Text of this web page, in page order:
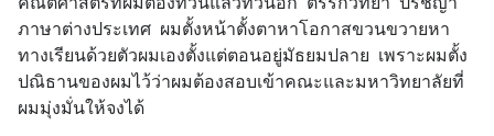
ภาษาต่างประเทศ  ผมตั้งหน้าตั้งตาหาโอกาสขวนขวายหา
ทางเรียนด้วยตัวผมเองตั้งแต่ตอนอยู่มัธยมปลาย  เพราะผมตั้ง
ปณิธานของผมไว้ว่าผมต้องสอบเข้าคณะและมหาวิทยาลัยที่
ผมมุ่งมั่นให้จงได้